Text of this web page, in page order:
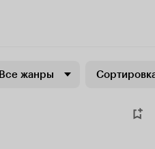
Все жанры